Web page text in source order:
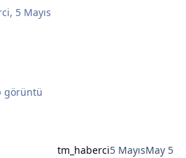
, 5 Mayıs
görüntü
tm_haberci5 MayısMay 5